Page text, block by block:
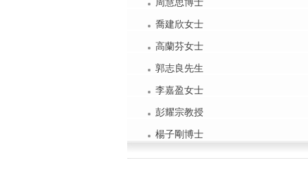
喬建欣女士
高蘭芬女士
郭志良先生
李嘉盈女士
彭耀宗教授
楊子剛博士